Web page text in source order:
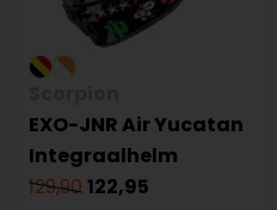
EXO-JNR Air Yucatan
Integraalhelm
129,90 122,95